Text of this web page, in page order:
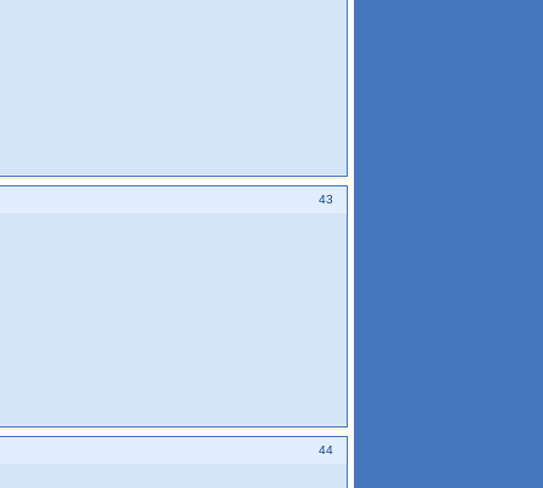
43
44